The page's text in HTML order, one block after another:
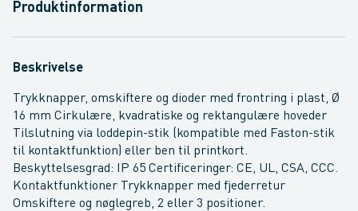
Produktinformation
Beskrivelse
Trykknapper, omskiftere og dioder med frontring i plast, Ø
16 mm Cirkulære, kvadratiske og rektangulære hoveder
Tilslutning via loddepin-stik (kompatible med Faston-stik
til kontaktfunktion) eller ben til printkort.
Beskyttelsesgrad: IP 65 Certificeringer: CE, UL, CSA, CCC.
Kontaktfunktioner Trykknapper med fjederretur
Omskiftere og nøglegreb, 2 eller 3 positioner.